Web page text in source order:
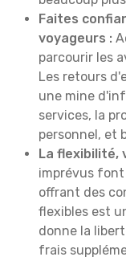
Faites
voyageurs :
parcourir les
Les retours
une mine
services, la
personnel, et
La flexibilité,
imprévus
offrant des
flexibles est
donne la
frais